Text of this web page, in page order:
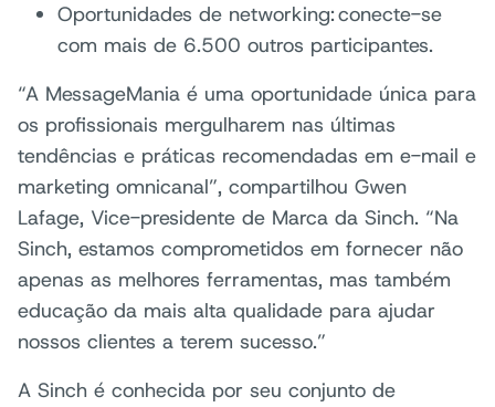
Oportunidades de networking: conecte-se
com mais de 6.500 outros participantes.
“A MessageMania é uma oportunidade única para
os profissionais mergulharem nas últimas
tendências e práticas recomendadas em e-mail e
marketing omnicanal”, compartilhou Gwen
Lafage, Vice-presidente de Marca da Sinch. “Na
Sinch, estamos comprometidos em fornecer não
apenas as melhores ferramentas, mas também
educação da mais alta qualidade para ajudar
nossos clientes a terem sucesso.”
A Sinch é conhecida por seu conjunto de